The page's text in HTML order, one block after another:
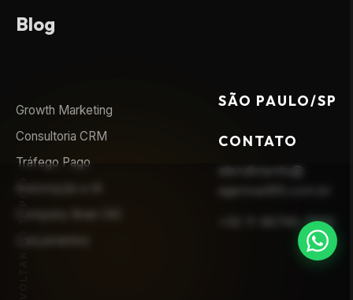
VOLTAR AO TOPO
Blog
Growth Marketing
Consultoria CRM
Tráfego Pago
SÃO PAULO/SP
CONTATO
atendimento@
+55 11 96795-7593